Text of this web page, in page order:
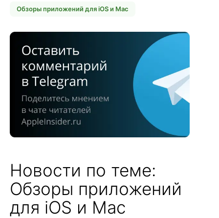
Обзоры приложений для iOS и Mac
Новости по теме:
Обзоры приложений
для iOS и Mac